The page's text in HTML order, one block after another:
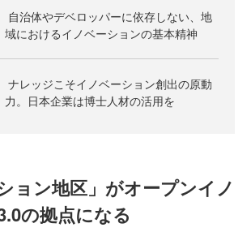
自治体やデベロッパーに依存しない、地
域におけるイノベーションの基本精神
ナレッジこそイノベーション創出の原動
力。日本企業は博士人材の活用を
ョン地区」がオープンイノ
の拠点になる